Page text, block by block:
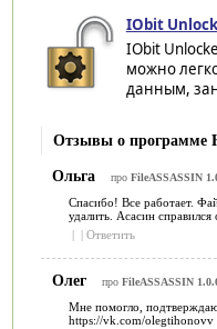
IObit
IObit
можно
данным,
Отзывы о программе
Ольга
про FileASSASSIN
Спасибо! Все работает.
удалить. Асасин справился
Ответить
Олег про FileASSASSIN
Мне помогло,
https://vk.com/